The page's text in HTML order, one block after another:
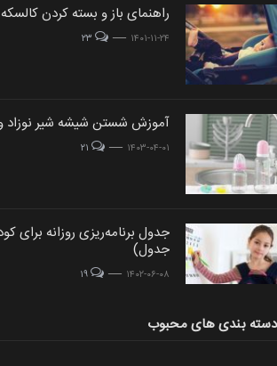
post
image
راهنمای باز و بسته کردن
۱۴۰۱-۱۱-۲۴ post image
post
image
آموزش شستن شیشه شیر نوزاد
۱۴۰۳-۰۴-۰۱ post image
post
image
جدول برنامه‌ریزی روزانه برای
جدول)post
image۱۴۰۲-۰۶-۰۸
دسته بندی های محبوب